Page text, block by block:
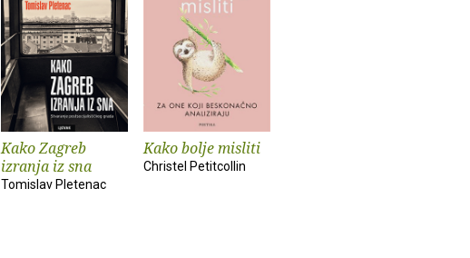
Kako Zagreb
izranja iz sna
Tomislav Pletenac
Kako bolje misliti
Christel Petitcollin